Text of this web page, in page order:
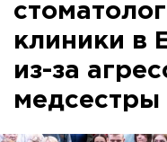
клиники в
из-за
медсестры